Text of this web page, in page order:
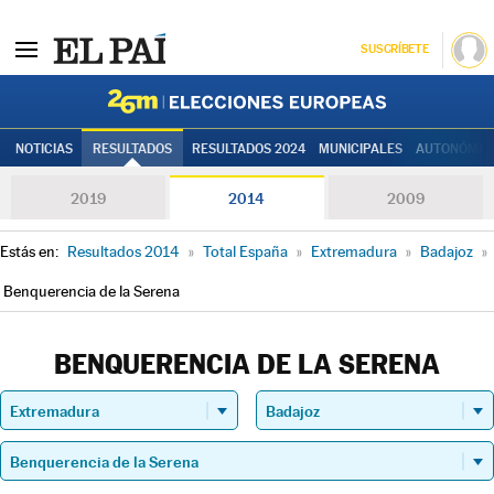
SUSCRÍBETE
NOTICIAS RESULTADOS RESULTADOS 2024 MUNICIPALES
2019 2014 2009
Estás en: Resultados 2014 » Total España » Extremadura » Badajoz »
Benquerencia de la Serena
BENQUERENCIA DE LA SERENA